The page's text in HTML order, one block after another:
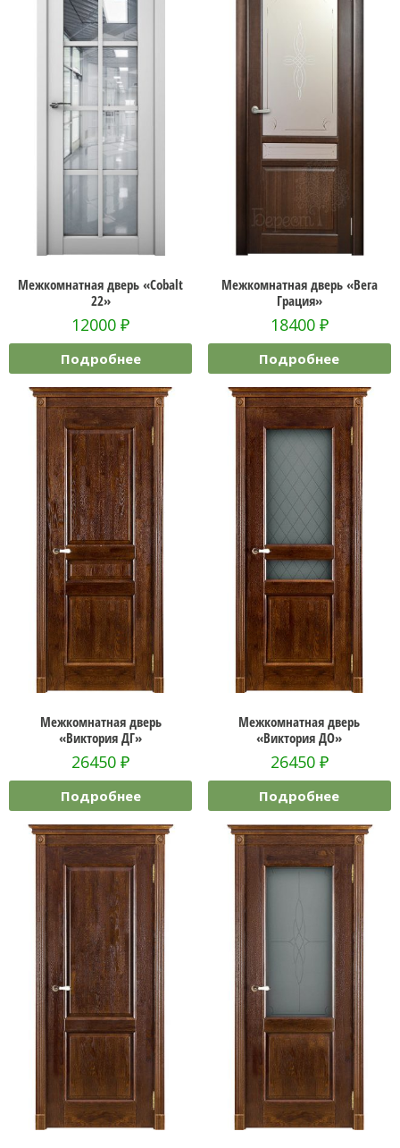
Межкомнатная дверь «Cobalt
22»
12000₽
Подробнее
Межкомнатная дверь «Вега
Грация»
18400 ₽
Подробнее
Межкомнатная дверь
«Виктория ДГ»
26450₽
Подробнее
Межкомнатная дверь
«Виктория ДО»
26450 ₽
Подробнее